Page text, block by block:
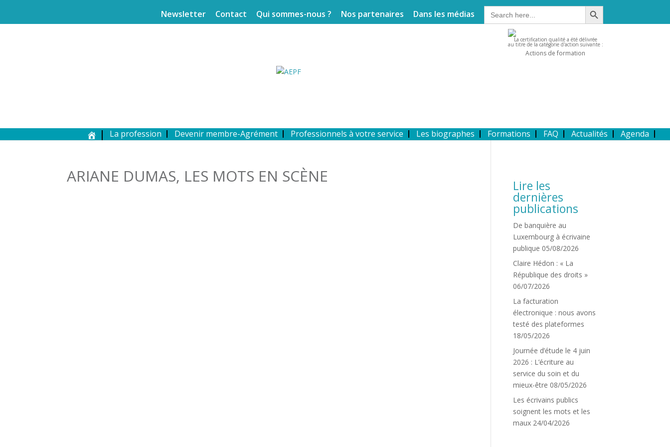
Newsletter Contact Qui sommes-nous ? Nos partenaires Dans les médias Search
for:
Search Button
La certification qualité a été délivrée
au titre de la catégorie d'action suivante :
Actions de formation
La profession Devenir membre-Agrément Professionnels à votre service Les biographes Formations FAQ Actualités Agenda
ARIANE DUMAS, LES MOTS EN SCÈNE Lire les
dernières
publications
De banquière au
Luxembourg à écrivaine
publique 05/08/2026
Claire Hédon : « La
République des droits »
06/07/2026
La facturation
électronique : nous avons
testé des plateformes
18/05/2026
Journée d’étude le 4 juin
2026 : L’écriture au
service du soin et du
mieux-être 08/05/2026
Les écrivains publics
soignent les mots et les
maux 24/04/2026